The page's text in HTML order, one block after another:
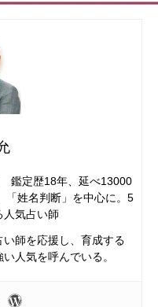
鑑定歴18年、延べ13000
「姓名判断」を中心に。5
人気占い師
師を応援し、育成する
人気を呼んでいる。